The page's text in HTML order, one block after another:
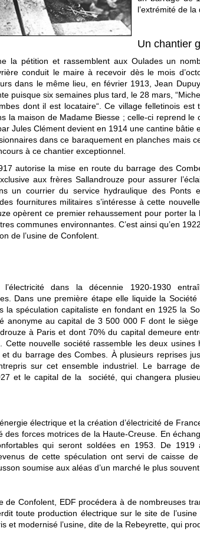
l’extrémité de
Un chantier
la pétition et rassemblent aux Oulades un
conduit le maire à recevoir dès le mois
dans le même lieu, en février 1913, Jean
puisque six semaines plus tard, le 28 mars,
dont il est locataire“. Ce village felletinois
la maison de Madame Biesse ; celle-ci reprend
Jules Clément devient en 1914 une cantine
dans ce baraquement en planches
à ce chantier exceptionnel.
autorise la mise en route du barrage des
aux frères Sallandrouze pour assurer
un courrier du service hydraulique des
fournitures militaires s’intéresse à cette
opèrent ce premier rehaussement pour porter
communes environnantes. C’est ainsi qu’en
de l’usine de Confolent.
dans la décennie 1920-1930
Dans une première étape elle liquide la
la spéculation capitaliste en fondant en 1925 la
anonyme au capital de 3 500 000 F dont le
à Paris et dont 70% du capital demeure
Cette nouvelle société rassemble les deux usines
du barrage des Combes. À plusieurs reprises
sur cet ensemble industriel. Le barrage
et le capital de la société, qui changera
électrique et la création d’électricité de
des forces motrices de la Haute-Creuse. En
qui seront soldées en 1953. De
de cette spéculation ont servi de caisse
soumise aux aléas d’un marché le plus
de Confolent, EDF procédera à de nombreuses
toute production électrique sur le site de
et modernisé l’usine, dite de la Rebeyrette, qui